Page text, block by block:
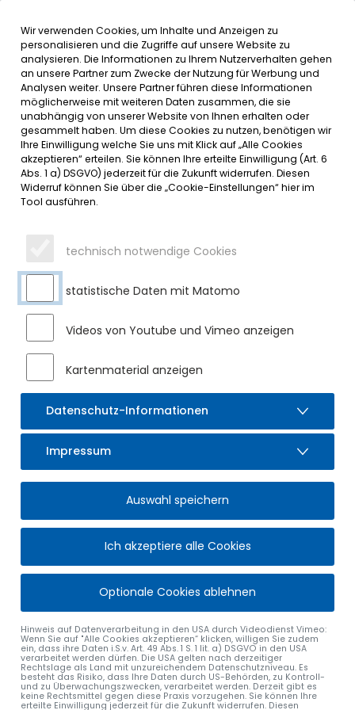
MENÜ
SERVICE
Wir verwenden Cookies, um Inhalte und Anzeigen zu
personalisieren und die Zugriffe auf unsere Website zu
analysieren. Die Informationen zu Ihrem Nutzerverhalten gehen
an unsere Partner zum Zwecke der Nutzung für Werbung und
Analysen weiter. Unsere Partner führen diese Informationen
möglicherweise mit weiteren Daten zusammen, die sie
unabhängig von unserer Website von Ihnen erhalten oder
gesammelt haben. Um diese Cookies zu nutzen, benötigen wir
Ihre Einwilligung welche Sie uns mit Klick auf „Alle Cookies
akzeptieren“ erteilen. Sie können Ihre erteilte Einwilligung (Art. 6
Abs. 1 a) DSGVO) jederzeit für die Zukunft widerrufen. Diesen
Widerruf können Sie über die „Cookie-Einstellungen“ hier im
Tool ausführen.
technisch notwendige Cookies
statistische Daten mit Matomo
Videos von Youtube und Vimeo anzeigen
Kartenmaterial anzeigen
Datenschutz-Informationen
Impressum
Auswahl speichern
Ich akzeptiere alle Cookies
Optionale Cookies ablehnen
Hinweis auf Datenverarbeitung in den USA durch Videodienst Vimeo:
Wenn Sie auf "Alle Cookies akzeptieren“ klicken, willigen Sie zudem
ein, dass ihre Daten i.S.v. Art. 49 Abs. 1 S. 1 lit. a) DSGVO in den USA
verarbeitet werden dürfen. Die USA gelten nach derzeitiger
Rechtslage als Land mit unzureichendem Datenschutzniveau. Es
besteht das Risiko, dass Ihre Daten durch US-Behörden, zu Kontroll-
und zu Überwachungszwecken, verarbeitet werden. Derzeit gibt es
keine Rechtsmittel gegen diese Praxis vorzugehen. Sie können Ihre
erteilte Einwilligung jederzeit für die Zukunft widerrufen. Diesen